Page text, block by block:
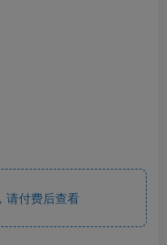
付费后查看